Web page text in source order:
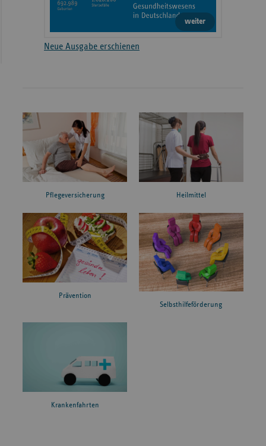
weiter
Neue Ausgabe erschienen
Pflegeversicherung Heilmittel
Prävention
Selbsthilfeförderung
Krankenfahrten